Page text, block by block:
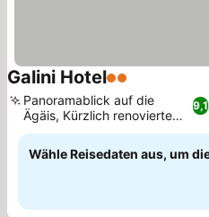
Galini Hotel2 Sterne
9,1
Panoramablick auf die
Ägäis, Kürzlich renovierte
Zimmer
Wähle Reisedaten aus, um